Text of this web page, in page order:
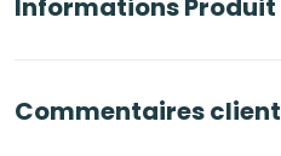
Informations Produit
Commentaires client